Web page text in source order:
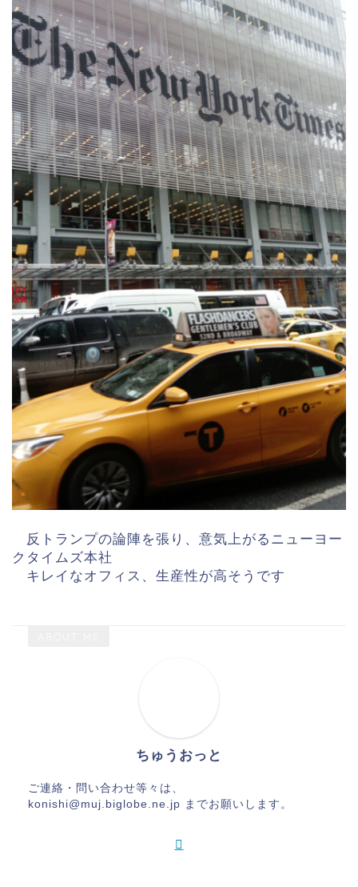
反トランプの論陣を張り、意気上がるニューヨー
クタイムズ本社
キレイなオフィス、生産性が高そうです
ちゅうおっと
ご連絡・問い合わせ等々は、
konishi@muj.biglobe.ne.jp までお願いします。